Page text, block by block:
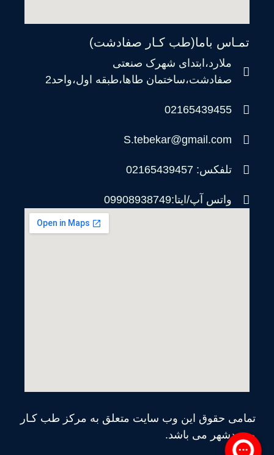
تمـاس باما(طب کـار صفادشت)
ملارد،ابتدای شهرک صنعتی
صفادشت،ساختمان طاها،طبقه اول،واحد2
02165439455
S.tebekar@gmail.com
تلفکس: 02165439457
واتس آپ/ایتا:09908938749
تمامی حقوق این وب سایت متعلق به مرکز طب کـار
محمدشهر می‌ باشد.